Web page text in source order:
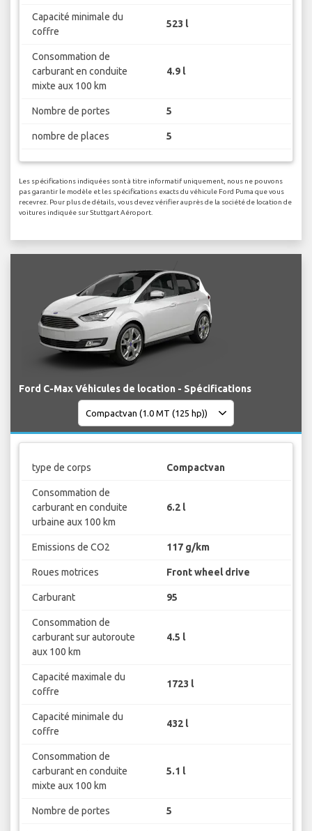
Capacité minimale du
coffre
523 l
Consommation de
carburant en conduite
mixte aux 100 km
4.9 l
Nombre de portes 5
nombre de places 5
Les spécifications indiquées sont à titre informatif uniquement, nous ne pouvons
pas garantir le modèle et les spécifications exacts du véhicule Ford Puma que vous
recevrez. Pour plus de détails, vous devez vérifier auprès de la société de location de
voitures indiquée sur Stuttgart Aéroport.
Ford C-Max Véhicules de location - Spécifications
type de corps Compactvan
Consommation de
carburant en conduite
urbaine aux 100 km
6.2 l
Emissions de CO2 117 g/km
Roues motrices Front wheel drive
Carburant 95
Consommation de
carburant sur autoroute
aux 100 km
4.5 l
Capacité maximale du
coffre
1723 l
Capacité minimale du
coffre
432 l
Consommation de
carburant en conduite
mixte aux 100 km
5.1 l
Nombre de portes 5